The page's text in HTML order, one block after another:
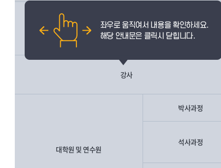
교직원
강사
대학원 및 연수원
박사과정
석사과정